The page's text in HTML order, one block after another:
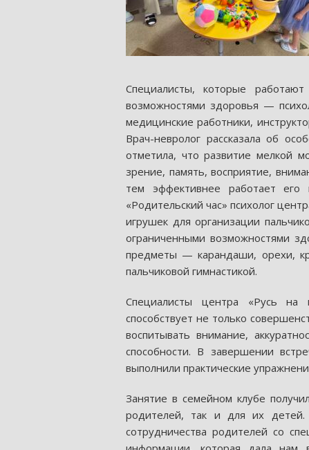
Специалисты, которые
возможностями здоровья —
медицинские работники,
Врач-невролог рассказала об
отметила, что развитие мелкой
зрение, память, восприятие,
тем эффективнее работает его
«Родительский час» психолог
игрушек для организации
ограниченными возможностями
предметы — карандаши, орехи,
пальчиковой гимнастикой.
Специалисты центра «Русь на
способствует не только
воспитывать внимание,
способности. В завершении
выполнили практические
Занятие в семейном клубе
родителей, так и для их детей.
сотрудничества родителей со